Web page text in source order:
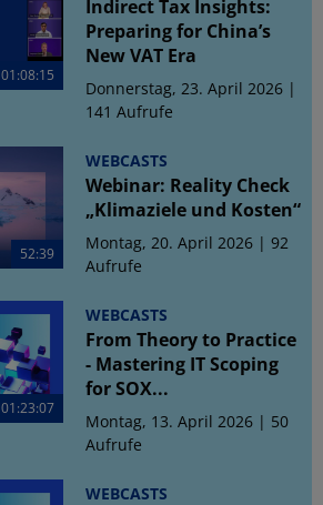
01:08:15
Indirect Tax Insights:
Preparing for China’s
New VAT Era
Donnerstag, 23. April 2026 |
141 Aufrufe
52:39
WEBCASTS
Webinar: Reality Check
„Klimaziele und Kosten“
Montag, 20. April 2026 | 92
Aufrufe
01:23:07
WEBCASTS
From Theory to Practice
- Mastering IT Scoping
for SOX...
Montag, 13. April 2026 | 50
Aufrufe
WEBCASTS